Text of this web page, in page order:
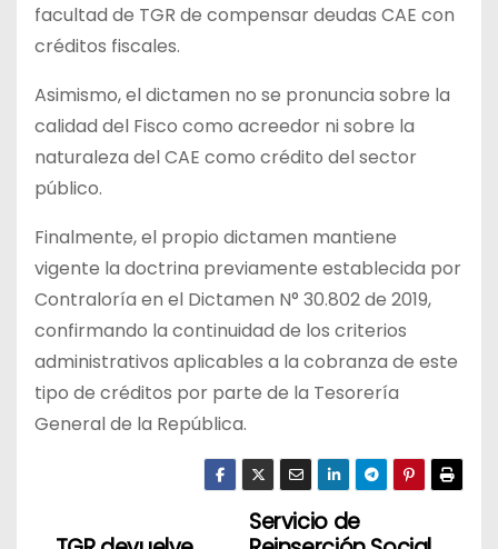
facultad de TGR de compensar deudas CAE con
créditos fiscales.
Asimismo, el dictamen no se pronuncia sobre la
calidad del Fisco como acreedor ni sobre la
naturaleza del CAE como crédito del sector
público.
Finalmente, el propio dictamen mantiene
vigente la doctrina previamente establecida por
Contraloría en el Dictamen N° 30.802 de 2019,
confirmando la continuidad de los criterios
administrativos aplicables a la cobranza de este
tipo de créditos por parte de la Tesorería
General de la República.
N
Servicio de